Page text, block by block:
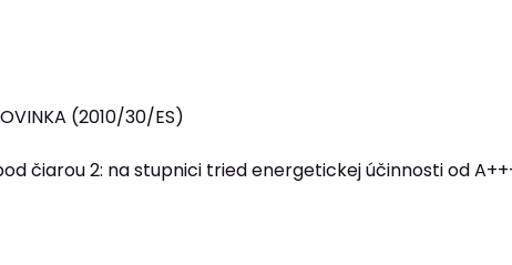
(2010/30/ES)
čiarou 2: na stupnici tried energetickej účinnosti od